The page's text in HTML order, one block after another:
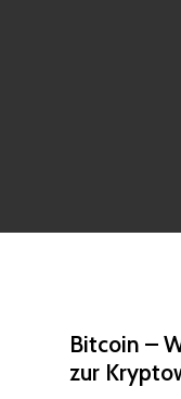
Bitcoin –
zur